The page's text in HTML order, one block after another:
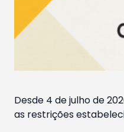
Desde 4 de julho de
as restrições